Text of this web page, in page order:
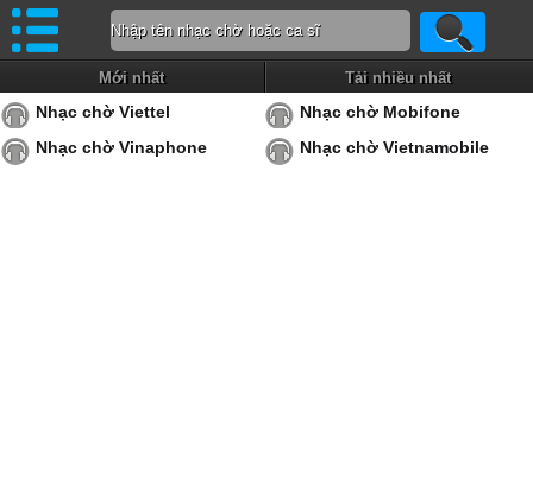
Mới nhất Tải nhiều nhất
Nhạc chờ Viettel
Nhạc chờ Mobifone
Nhạc chờ Vinaphone
Nhạc chờ Vietnamobile